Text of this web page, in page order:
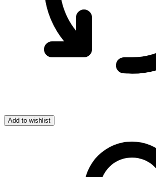
Add to wishlist